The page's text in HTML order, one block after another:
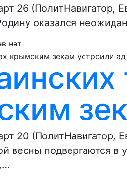
26 (ПолитНавигатор,
оказался
нет
20 (ПолитНавигатор,
весны подвергаются